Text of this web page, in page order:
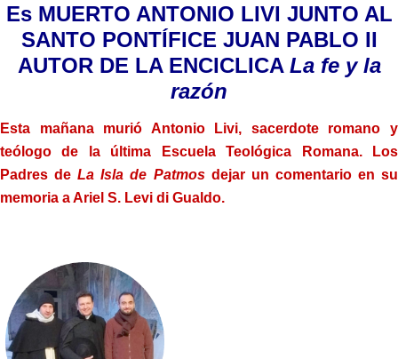
EsMUERTO ANTONIO LIVI JUNTO AL
SANTO PONTÍFICE JUAN PABLO II
AUTOR DE LA ENCICLICA La fe y la
razón
Esta mañana murió Antonio Livi, sacerdote romano y
teólogo de la última Escuela Teológica Romana. Los
Padres deLa Isla de Patmosdejar un comentario en su
memoria a Ariel S. Levi di Gualdo.